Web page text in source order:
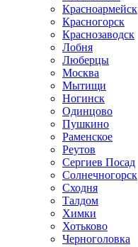
Красноармейск
Красногорск
Краснозаводск
Лобня
Люберцы
Москва
Мытищи
Ногинск
Одинцово
Пушкино
Раменское
Реутов
Сергиев Посад
Солнечногорск
Сходня
Талдом
Химки
Хотьково
Черноголовка